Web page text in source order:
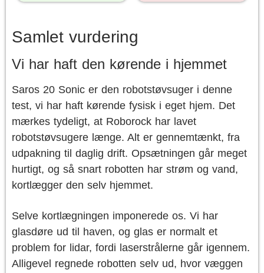
Samlet vurdering
Vi har haft den kørende i hjemmet
Saros 20 Sonic er den robotstøvsuger i denne
test, vi har haft kørende fysisk i eget hjem. Det
mærkes tydeligt, at Roborock har lavet
robotstøvsugere længe. Alt er gennemtænkt, fra
udpakning til daglig drift. Opsætningen går meget
hurtigt, og så snart robotten har strøm og vand,
kortlægger den selv hjemmet.
Selve kortlægningen imponerede os. Vi har
glasdøre ud til haven, og glas er normalt et
problem for lidar, fordi laserstrålerne går igennem.
Alligevel regnede robotten selv ud, hvor væggen